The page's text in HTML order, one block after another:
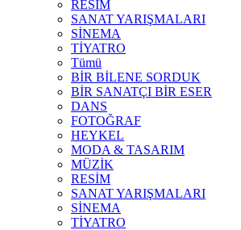
RESİM
SANAT YARIŞMALARI
SİNEMA
TİYATRO
Tümü
BİR BİLENE SORDUK
BİR SANATÇI BİR ESER
DANS
FOTOĞRAF
HEYKEL
MODA & TASARIM
MÜZİK
RESİM
SANAT YARIŞMALARI
SİNEMA
TİYATRO